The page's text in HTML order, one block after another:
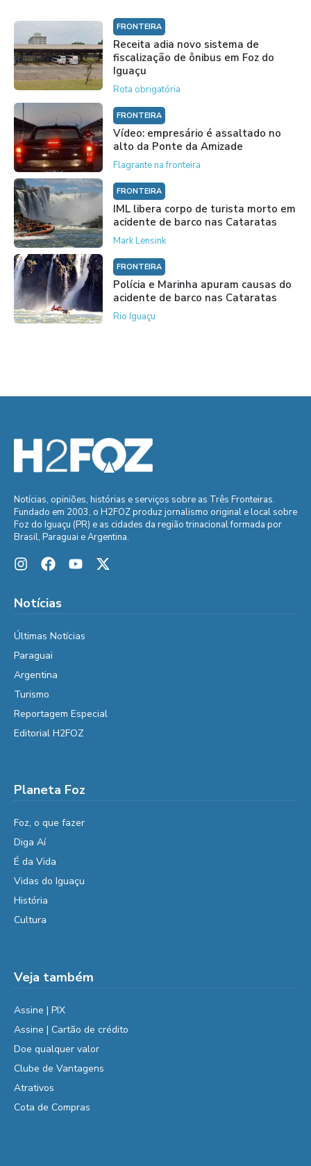
FRONTEIRA
Receita adia novo sistema de
fiscalização de ônibus em Foz do
Iguaçu
Rota obrigatória
FRONTEIRA
Vídeo: empresário é assaltado no
alto da Ponte da Amizade
Flagrante na fronteira
FRONTEIRA
IML libera corpo de turista morto em
acidente de barco nas Cataratas
Mark Lensink
FRONTEIRA
Polícia e Marinha apuram causas do
acidente de barco nas Cataratas
Rio Iguaçu
Notícias, opiniões, histórias e serviços sobre as Três Fronteiras.
Fundado em 2003, o H2FOZ produz jornalismo original e local sobre
Foz do Iguaçu (PR) e as cidades da região trinacional formada por
Brasil, Paraguai e Argentina.
Notícias
Últimas Notícias
Paraguai
Argentina
Turismo
Reportagem Especial
Editorial H2FOZ
Planeta Foz
Foz, o que fazer
Diga Aí
É da Vida
Vidas do Iguaçu
História
Cultura
Veja também
Assine | PIX
Assine | Cartão de crédito
Doe qualquer valor
Clube de Vantagens
Atrativos
Cota de Compras